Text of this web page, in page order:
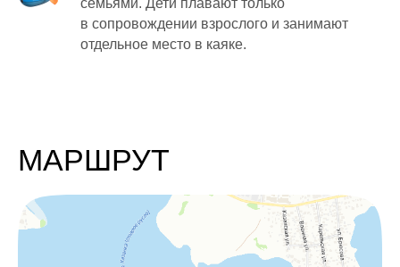
семьями. Дети плавают только
в сопровождении взрослого и занимают
отдельное место в каяке.
МАРШРУТ